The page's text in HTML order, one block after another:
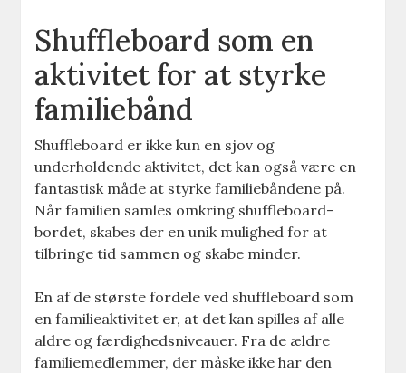
Shuffleboard som en
aktivitet for at styrke
familiebånd
Shuffleboard er ikke kun en sjov og
underholdende aktivitet, det kan også være en
fantastisk måde at styrke familiebåndene på.
Når familien samles omkring shuffleboard-
bordet, skabes der en unik mulighed for at
tilbringe tid sammen og skabe minder.
En af de største fordele ved shuffleboard som
en familieaktivitet er, at det kan spilles af alle
aldre og færdighedsniveauer. Fra de ældre
familiemedlemmer, der måske ikke har den